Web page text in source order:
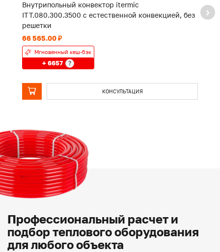
Внутрипольный конвектор itermic
ITT.080.300.3500 с естественной конвекцией, без
решетки
66 565.00 ₽
Мгновенный кеш-бэк
+ 6657 ?
КОНСУЛЬТАЦИЯ
Профессиональный расчет и
подбор теплового оборудования
для любого объекта